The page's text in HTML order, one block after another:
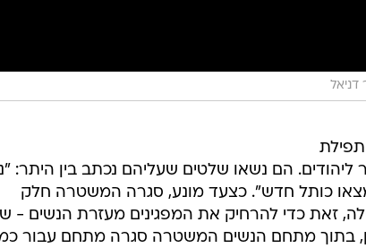
תפילת
הם נשאו שלטים שעליהם נכתב בין היתר:
כותל חדש". כצעד מונע, סגרה המשטרה חלק
זאת כדי להרחיק את המפגינים מעזרת הנשים -
בתוך מתחם הנשים המשטרה סגרה מתחם עבור